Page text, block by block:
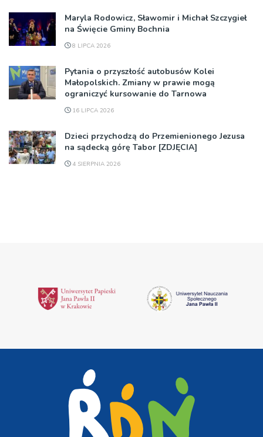
Maryla Rodowicz, Sławomir i Michał Szczygieł
na Święcie Gminy Bochnia
8 LIPCA 2026
Pytania o przyszłość autobusów Kolei
Małopolskich. Zmiany w prawie mogą
ograniczyć kursowanie do Tarnowa
16 LIPCA 2026
Dzieci przychodzą do Przemienionego Jezusa
na sądecką górę Tabor [ZDJĘCIA]
4 SIERPNIA 2026